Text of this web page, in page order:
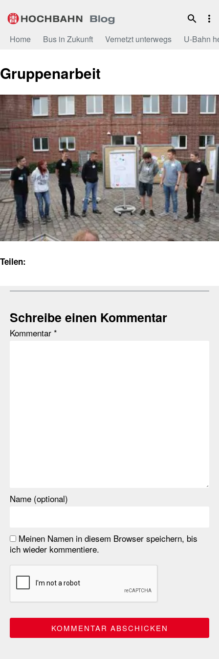
Inhalt
Home Bus in Zukunft Vernetzt unterwegs U-Bahn
Gruppenarbeit
Teilen:
Schreibe einen Kommentar
Kommentar *
Name (optional)
Meinen Namen in diesem Browser speichern, bis
ich wieder kommentiere.